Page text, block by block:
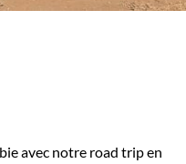
avec notre road trip en